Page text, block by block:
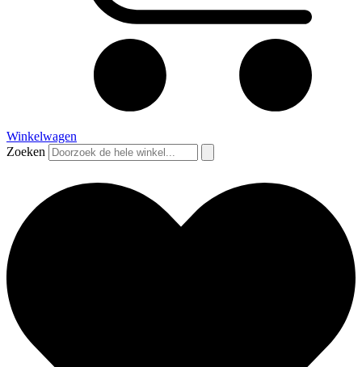
Winkelwagen
Zoeken